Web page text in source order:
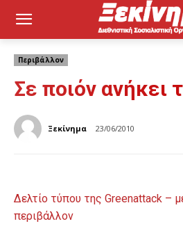
Περιβάλλον
Σε ποιόν ανήκει
Ξεκίνημα 23/06/2010
Δελτίο τύπου της Greenattack –
περιβάλλον